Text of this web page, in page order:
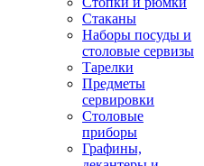
Стаканы
Наборы посуды и
столовые сервизы
Тарелки
Предметы
сервировки
Столовые
приборы
Графины,